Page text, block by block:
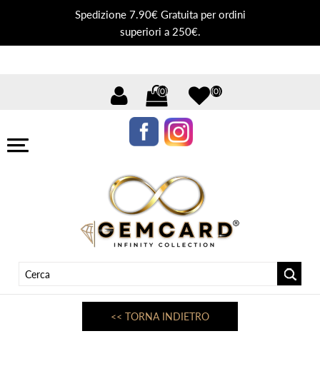
Spedizione 7.90€ Gratuita per ordini
superiori a 250€.
(0) (0)
<< TORNA INDIETRO